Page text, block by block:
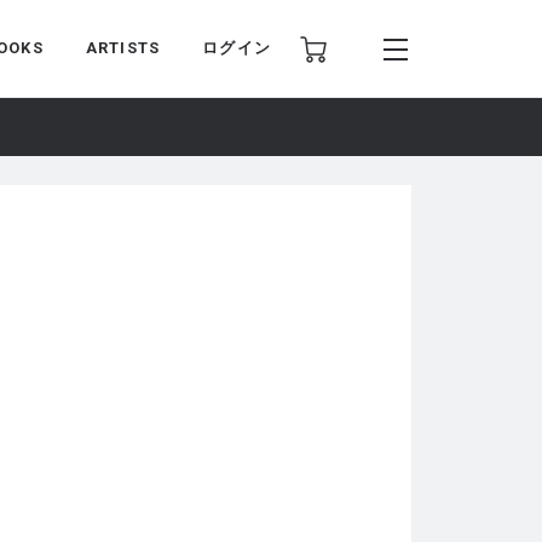
ARTISTS ログイン